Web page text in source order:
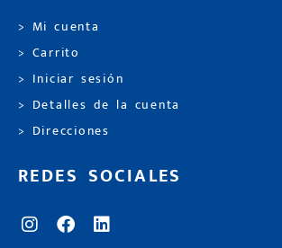
> Mi cuenta
> Carrito
> Iniciar sesión
> Detalles de la cuenta
> Direcciones
REDES SOCIALES